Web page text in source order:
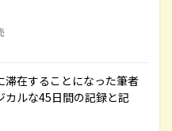
滞在することになった筆者
カルな45日間の記録と記